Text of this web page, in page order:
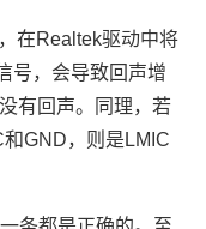
在Realtek驱动中将
号，会导致回声增
有回声。同理，若
GND，则是LMIC